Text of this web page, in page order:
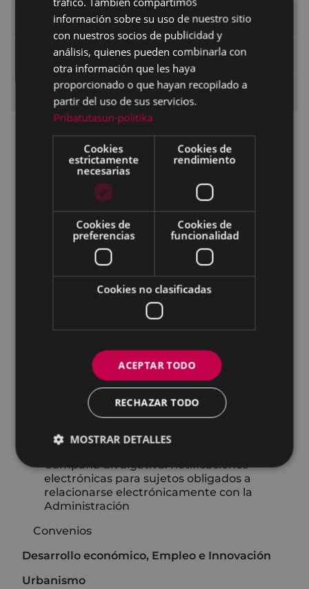
Presupuestos
Identidad Visual Corporativa
Áreas y servicios
Pegora, Oficina de Servicio a la Ciudadanía
Archivo Municipal
Recursos Humanos
Organización y Transformación Digital
Área económica
Unidad de contratación y subvenciones
Unidad de Intervención
Unidad de Tesorería
Carta de Servicios: Servicio de
recaudación
Calendario fiscal
Plan de Disposición de Fondos
Campaña divulgativa: notificaciones
electrónicas para sujetos obligados a
relacionarse electrónicamente con la
Administración
Convenios
Desarrollo económico, Empleo e Innovación
Urbanismo
información sobre su uso de nuestro sitio
con nuestros socios de publicidad y
análisis, quienes pueden combinarla con
otra información que les haya
proporcionado o que hayan recopilado a
partir del uso de sus servicios.
Pribatutasun-politika
Cookies
estrictamente
necesarias
Cookies de
rendimiento
Cookies de
preferencias
Cookies de
funcionalidad
Cookies no clasificadas
ACEPTAR TODO
RECHAZAR TODO
MOSTRAR DETALLES